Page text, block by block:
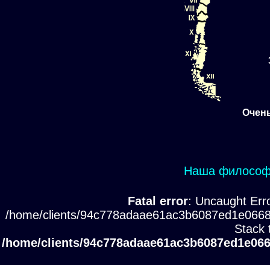
Наша
Fatal error: Uncaught
/home/clients/
Stack
/home/clients/